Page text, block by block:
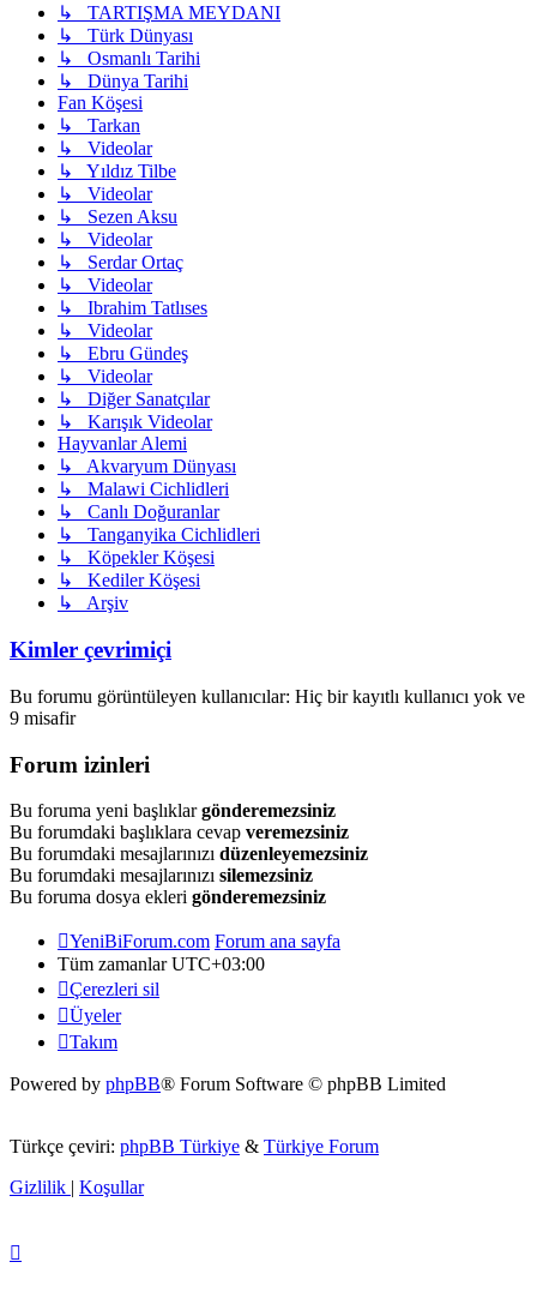
↳ TARTIŞMA MEYDANI
↳ Türk Dünyası
↳ Osmanlı Tarihi
↳ Dünya Tarihi
Fan Köşesi
↳ Tarkan
↳ Videolar
↳ Yıldız Tilbe
↳ Videolar
↳ Sezen Aksu
↳ Videolar
↳ Serdar Ortaç
↳ Videolar
↳ Ibrahim Tatlıses
↳ Videolar
↳ Ebru Gündeş
↳ Videolar
↳ Diğer Sanatçılar
↳ Karışık Videolar
Hayvanlar Alemi
↳ Akvaryum Dünyası
↳ Malawi Cichlidleri
↳ Canlı Doğuranlar
↳ Tanganyika Cichlidleri
↳ Köpekler Köşesi
↳ Kediler Köşesi
↳ Arşiv
Kimler çevrimiçi
Bu forumu görüntüleyen kullanıcılar: Hiç bir kayıtlı kullanıcı yok ve
9 misafir
Forum izinleri
Bu foruma yeni başlıklargönderemezsiniz
Bu forumdaki başlıklara cevap veremezsiniz
Bu forumdaki mesajlarınızı düzenleyemezsiniz
Bu forumdaki mesajlarınızı silemezsiniz
Bu foruma dosya ekleri gönderemezsiniz
YeniBiForum.com Forum ana sayfa
Tüm zamanlarUTC+03:00
Çerezleri sil
Üyeler
Takım
Powered by phpBB® Forum Software © phpBB Limited
Türkçe çeviri: phpBB Türkiye & Türkiye Forum
Gizlilik | Koşullar